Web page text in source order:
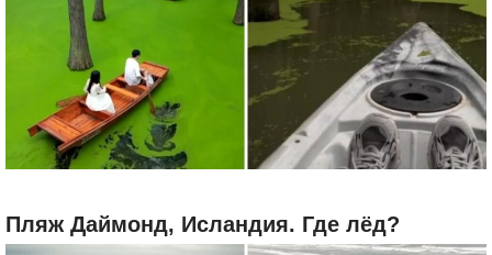
Пляж Даймонд, Исландия. Где лёд?